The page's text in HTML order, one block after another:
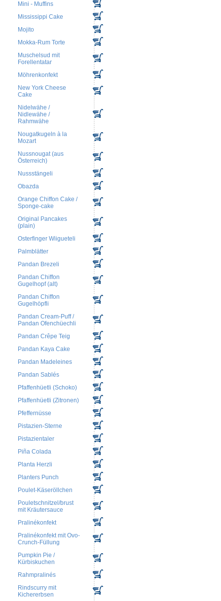
Mini - Muffins
Mississippi Cake
Mojito
Mokka-Rum Torte
Muschelsud mit
Forellentatar
Möhrenkonfekt
New York Cheese
Cake
Nidelwähe /
Nidlewähe /
Rahmwähe
Nougatkugeln à la
Mozart
Nussnougat (aus
Österreich)
Nussstängeli
Obazda
Orange Chiffon Cake /
Sponge-cake
Original Pancakes
(plain)
Osterfinger Wiigueteli
Palmblätter
Pandan Brezeli
Pandan Chiffon
Gugelhopf (alt)
Pandan Chiffon
Gugelhöpfli
Pandan Cream-Puff /
Pandan Ofenchüechli
Pandan Crêpe Teig
Pandan Kaya Cake
Pandan Madeleines
Pandan Sablés
Pfaffenhüetli (Schoko)
Pfaffenhüetli (Zitronen)
Pfeffernüsse
Pistazien-Sterne
Pistazientaler
Piña Colada
Planta Herzli
Planters Punch
Poulet-Käseröllchen
Pouletschnitzel/brust
mit Kräutersauce
Pralinékonfekt
Pralinékonfekt mit Ovo-
Crunch-Füllung
Pumpkin Pie /
Kürbiskuchen
Rahmpralinés
Rindscurry mit
Kichererbsen